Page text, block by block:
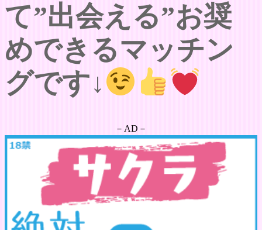
て”出会える”お奨
めできるマッチン
グです↓
－AD－